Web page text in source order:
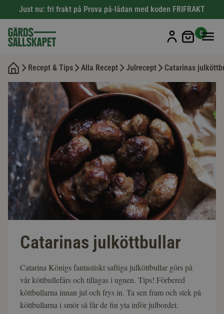
Just nu: fri frakt på Prova på-lådan med koden FRIFRAKT
Min
0
Recept & Tips Alla Recept Julrecept Catarinas
Catarinas julköttbullar
Catarina Königs fantastiskt saftiga julköttbullar görs på
vår köttbullefärs och tillagas i ugnen. Tips! Förbered
köttbullarna innan jul och frys in. Ta sen fram och stek på
köttbullarna i smör så får de fin yta inför julbordet.